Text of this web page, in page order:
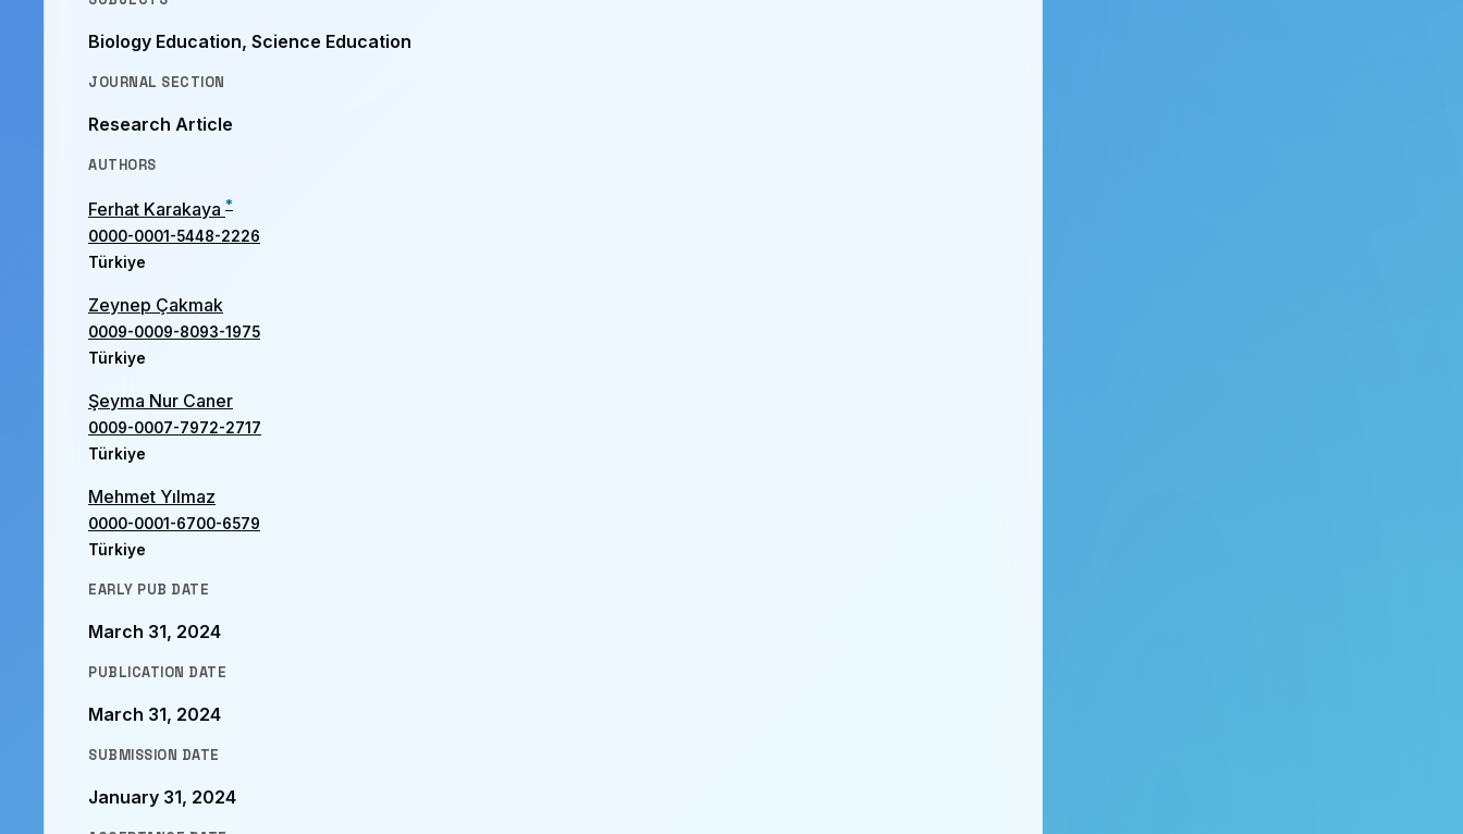
Biology Education, Science Education
JOURNAL SECTION
Research Article
AUTHORS
Ferhat Karakaya *
0000-0001-5448-2226
Türkiye
Zeynep Çakmak
0009-0009-8093-1975
Türkiye
Şeyma Nur Caner
0009-0007-7972-2717
Türkiye
Mehmet Yılmaz
0000-0001-6700-6579
Türkiye
EARLY PUB DATE
March 31, 2024
PUBLICATION DATE
March 31, 2024
SUBMISSION DATE
January 31, 2024